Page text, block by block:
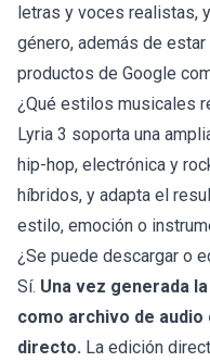
letras y voces realistas,
género, además de
productos de Google
¿Qué estilos musicales
Lyria 3 soporta una
hip-hop, electrónica y
híbridos, y adapta el
estilo, emoción o
¿Se puede descargar o
Sí. Una vez generada
como archivo de
directo. La edición